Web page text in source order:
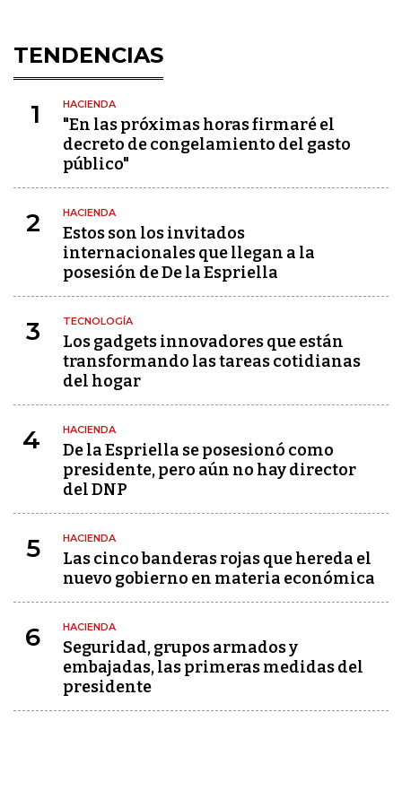
TENDENCIAS
1 HACIENDA
"En las próximas horas firmaré el
decreto de congelamiento del gasto
público"
2 HACIENDA
Estos son los invitados
internacionales que llegan a la
posesión de De la Espriella
3 TECNOLOGÍA
Los gadgets innovadores que están
transformando las tareas cotidianas
del hogar
4 HACIENDA
De la Espriella se posesionó como
presidente, pero aún no hay director
del DNP
5 HACIENDA
Las cinco banderas rojas que hereda el
nuevo gobierno en materia económica
6 HACIENDA
Seguridad, grupos armados y
embajadas, las primeras medidas del
presidente